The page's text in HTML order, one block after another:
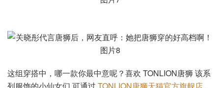
这组穿搭中，哪一款你最中意呢？喜欢 TONLION唐狮 该系